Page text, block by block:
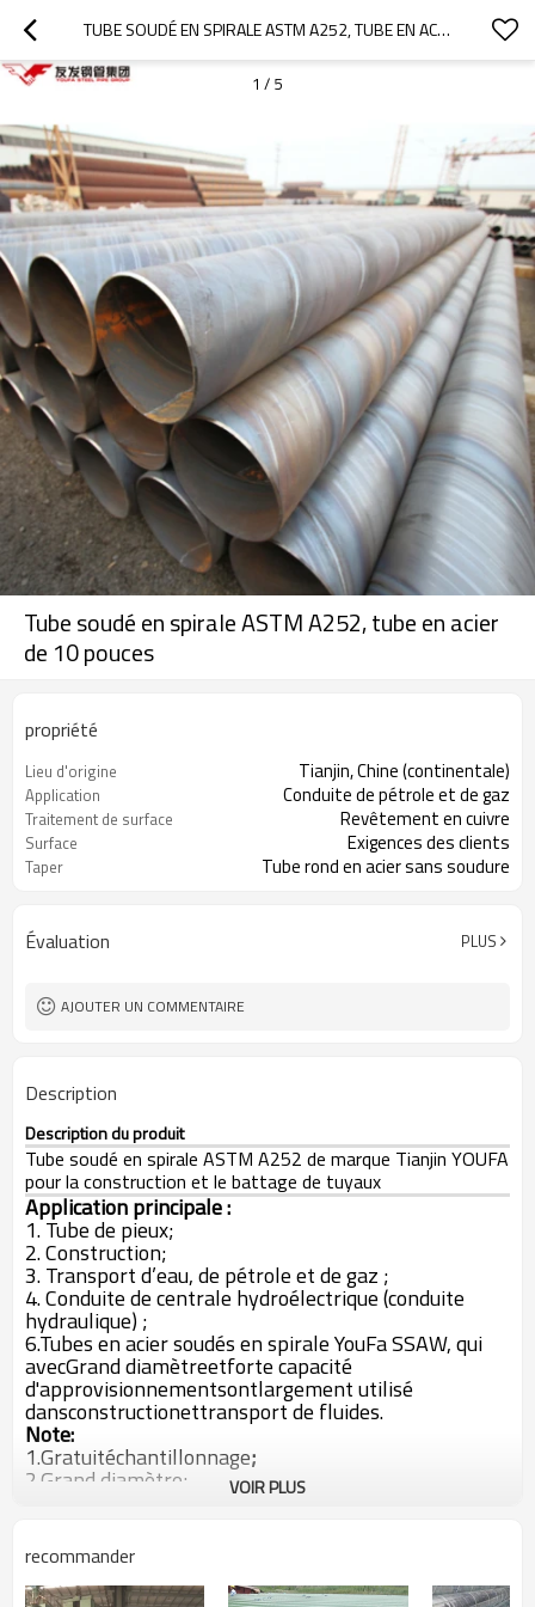
TUBE SOUDÉ EN SPIRALE ASTM A252, TUBE EN ACIER DE 10 POUCES
1 / 5
Tube soudé en spirale ASTM A252, tube en acier
de 10 pouces
propriété
Lieu d'origine Tianjin, Chine (continentale)
Application Conduite de pétrole et de gaz
Traitement de surface Revêtement en cuivre
Surface Exigences des clients
Taper Tube rond en acier sans soudure
Évaluation PLUS
AJOUTER UN COMMENTAIRE
Description
Description du produit
Tube soudé en spirale ASTM A252 de marque Tianjin YOUFA
pour la construction et le battage de tuyaux
Application principale :
1. Tube de pieux;
2. Construction;
3. Transport d’eau, de pétrole et de gaz ;
4. Conduite de centrale hydroélectrique (conduite
hydraulique) ;
6.Tubes en acier soudés en spirale YouFa SSAW, qui
avecGrand diamètreetforte capacité
d'approvisionnementsontlargement utilisé
dansconstructionettransport de fluides.
Note:
1.Gratuitéchantillonnage;
2.Grand diamètre;
5.Toutes les autres spécifications
soudés en spirale SSAW
besoins (OEM et ODM) !Prix d'usinevous obtiendrez
VOIR PLUS
recommander